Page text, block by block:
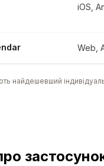
iOS,
Web,
найдешевший